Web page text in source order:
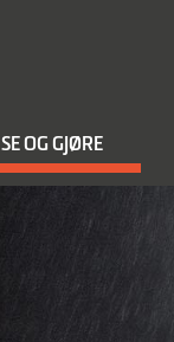
SE OG GJØRE